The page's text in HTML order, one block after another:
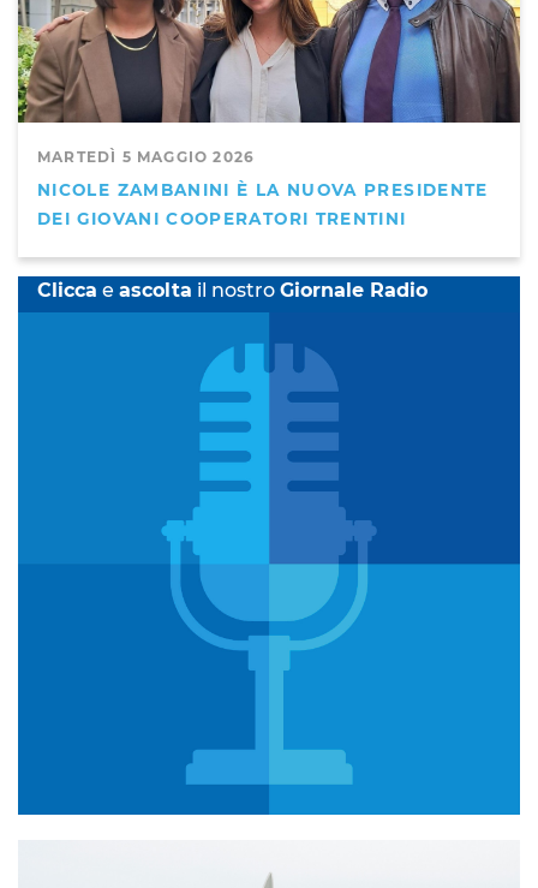
MARTEDÌ 5 MAGGIO 2026
NICOLE ZAMBANINI È LA NUOVA PRESIDENTE
DEI GIOVANI COOPERATORI TRENTINI
Clicca e ascolta il nostro Giornale Radio